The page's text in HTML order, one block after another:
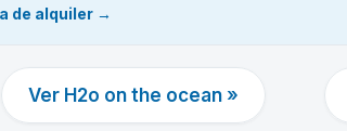
de alquiler →
Ver H2o on the ocean »